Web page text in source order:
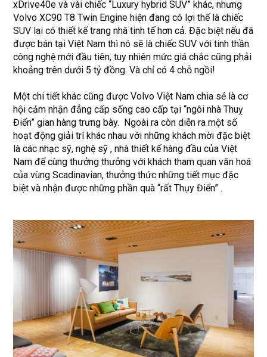
xDrive40e và vài chiếc “Luxury hybrid SUV” khác, nhưng
Volvo XC90 T8 Twin Engine hiện đang có lợi thế là chiếc
SUV lai có thiết kế trang nhã tinh tế hơn cả. Đặc biệt nếu đã
được bán tại Việt Nam thì nó sẽ là chiếc SUV với tinh thần
công nghệ mới đầu tiên, tuy nhiên mức giá chắc cũng phải
khoảng trên dưới 5 tỷ đồng. Và chỉ có 4 chỗ ngồi!
Một chi tiết khác cũng được Volvo Việt Nam chia sẻ là cơ
hội cảm nhận đẳng cấp sống cao cấp tại “ngôi nhà Thuỵ
Điển” gian hàng trưng bày. Ngoài ra còn diễn ra một số
hoạt động giải trí khác nhau với những khách mời đặc biệt
là các nhạc sỹ, nghệ sỹ , nhà thiết kế hàng đầu của Việt
Nam để cùng thưởng thưởng với khách tham quan văn hoá
của vùng Scadinavian, thưởng thức những tiết mục đặc
biệt và nhận được những phần quà “rất Thụy Điển” .